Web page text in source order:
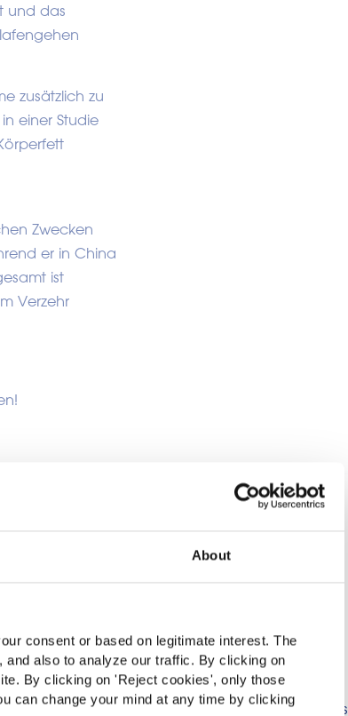
About
consent or based on legitimate interest. The
also to analyze our traffic. By clicking on
By clicking on 'Reject cookies', only those
can change your mind at any time by clicking
for professional clients in the the health,
and not for consumers. The information is
und das
zusätzlich zu
einer Studie
Zwecken
er in China
ist
Verzehr